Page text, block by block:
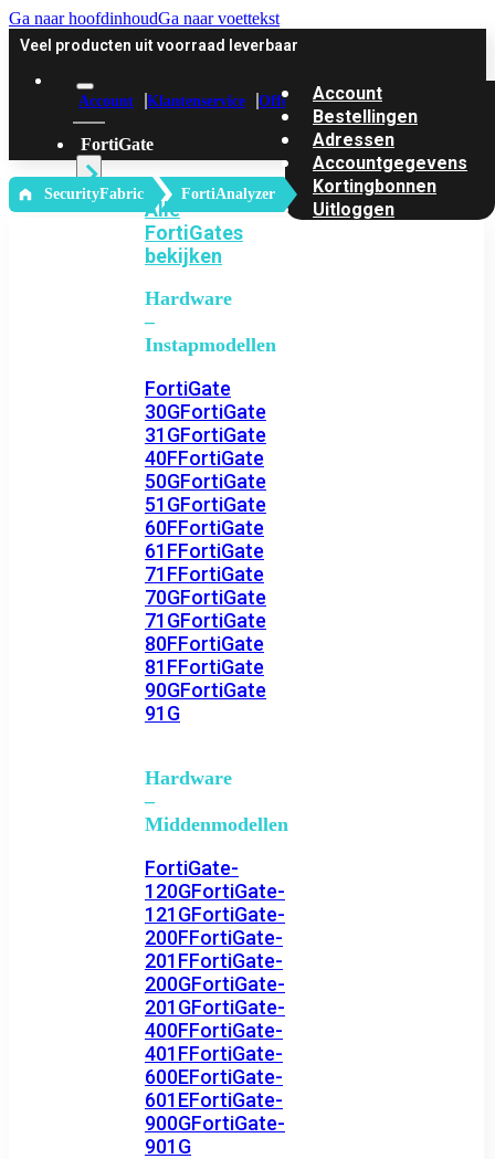
Ga naar hoofdinhoudGa naar voettekst
Veel producten uit voorraad leverbaar
Account Klantenservice Offerte
FortiGate
Alle
FortiGates
bekijken
Hardware
–
Instapmodellen
FortiGate
30GFortiGate
31GFortiGate
40FFortiGate
50GFortiGate
51GFortiGate
60FFortiGate
61FFortiGate
71FFortiGate
70GFortiGate
71GFortiGate
80FFortiGate
81FFortiGate
90GFortiGate
91G
Hardware
–
Middenmodellen
FortiGate-
120GFortiGate-
121GFortiGate-
200FFortiGate-
201FFortiGate-
200GFortiGate-
201GFortiGate-
400FFortiGate-
401FFortiGate-
600EFortiGate-
601EFortiGate-
900GFortiGate-
901G
Account
Bestellingen
Adressen
Accountgegevens
Kortingbonnen
Uitloggen
‎ SecurityFabric FortiAnalyzer